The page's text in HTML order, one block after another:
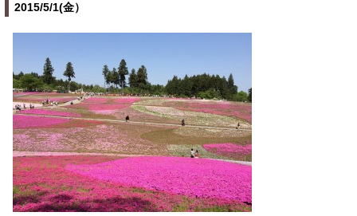
2015/5/1(金）